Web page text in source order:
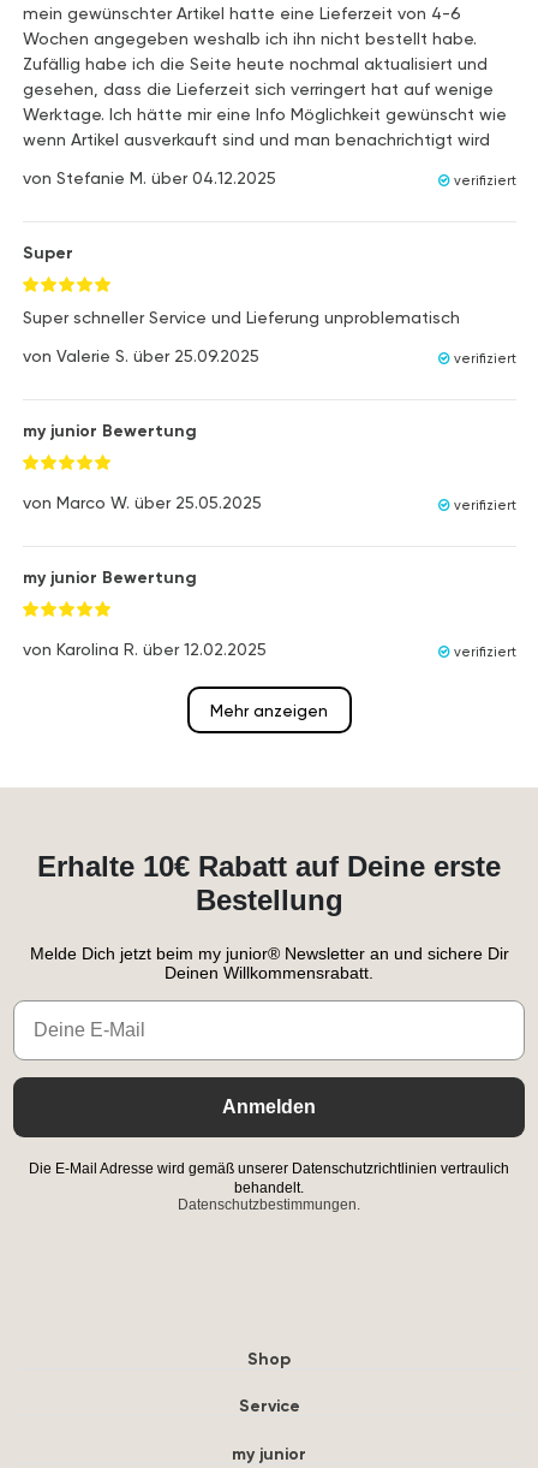
mein gewünschter Artikel hatte eine Lieferzeit von 4-6
Wochen angegeben weshalb ich ihn nicht bestellt habe.
Zufällig habe ich die Seite heute nochmal aktualisiert und
gesehen, dass die Lieferzeit sich verringert hat auf wenige
Werktage. Ich hätte mir eine Info Möglichkeit gewünscht wie
wenn Artikel ausverkauft sind und man benachrichtigt wird
von Stefanie M. über04.12.2025 verifiziert
Super
Super schneller Service und Lieferung unproblematisch
von Valerie S. über 25.09.2025 verifiziert
my junior Bewertung
von Marco W. über 25.05.2025 verifiziert
my junior Bewertung
von Karolina R. über12.02.2025 verifiziert
Mehr anzeigen
Erhalte 10€ Rabatt auf Deine erste
Bestellung
Melde Dich jetzt beim my junior® Newsletter an und sichere Dir
Deinen Willkommensrabatt.
Email
Anmelden
Die E-Mail Adresse wird gemäß unserer Datenschutzrichtlinien vertraulich
behandelt.
Datenschutzbestimmungen.
Shop
Service
my junior